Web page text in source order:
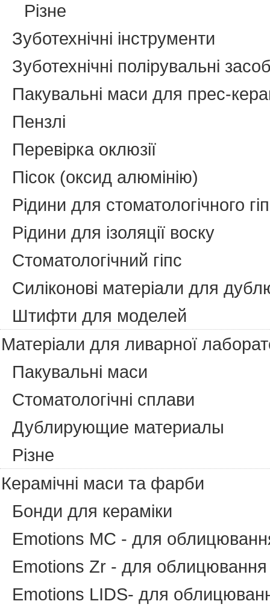
Різне
Зуботехнічні інструменти
Зуботехнічні полірувальні
Пакувальні маси для прес-
Пензлі
Перевірка оклюзії
Пісок (оксид алюмінію)
Рідини для стоматологічного
Рідини для ізоляції воску
Стоматологічний гіпс
Силіконові матеріали для
Штифти для моделей
Матеріали для ливарної
Пакувальні маси
Cтоматологічні сплави
Дублирующие материалы
Різне
Керамічні маси та фарби
Бонди для кераміки
Emotions MC - для
Emotions Zr - для облицювання
Emotions LIDS- для облицювання